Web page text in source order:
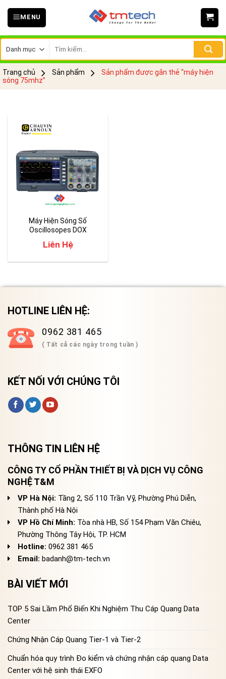
Skip
MENU
kiếm:
Trang chủ Sản phẩm
Sản phẩm được gắn thẻ “máy hiện
sóng 75mhz”
Máy Hiện Sóng Số
Oscillosopes DOX
Liên Hệ
HOTLINE LIÊN HỆ:
0962 381 465
( Tất cả các ngày trong tuần )
KẾT NỐI VỚI CHÚNG TÔI
THÔNG TIN LIÊN HỆ
CÔNG TY CỔ PHẦN THIẾT BỊ VÀ DỊCH VỤ CÔNG
NGHỆ T&M
VP Hà Nội: Tầng 2, Số 110 Trần Vỹ, Phường Phú Diễn,
Thành phố Hà Nội
VP Hồ Chí Minh: Tòa nhà HB, Số 154 Phạm Văn Chiêu,
Phường Thông Tây Hội, TP. HCM
Hotline: 0962 381 465
Email: badanh@tm-tech.vn
BÀI VIẾT MỚI
TOP 5 Sai Lầm Phổ Biến Khi Nghiệm Thu Cáp Quang Data
Center
Chứng Nhận Cáp Quang Tier-1 và Tier-2
Chuẩn hóa quy trình Đo kiểm và chứng nhận cáp quang Data
Center với hệ sinh thái EXFO